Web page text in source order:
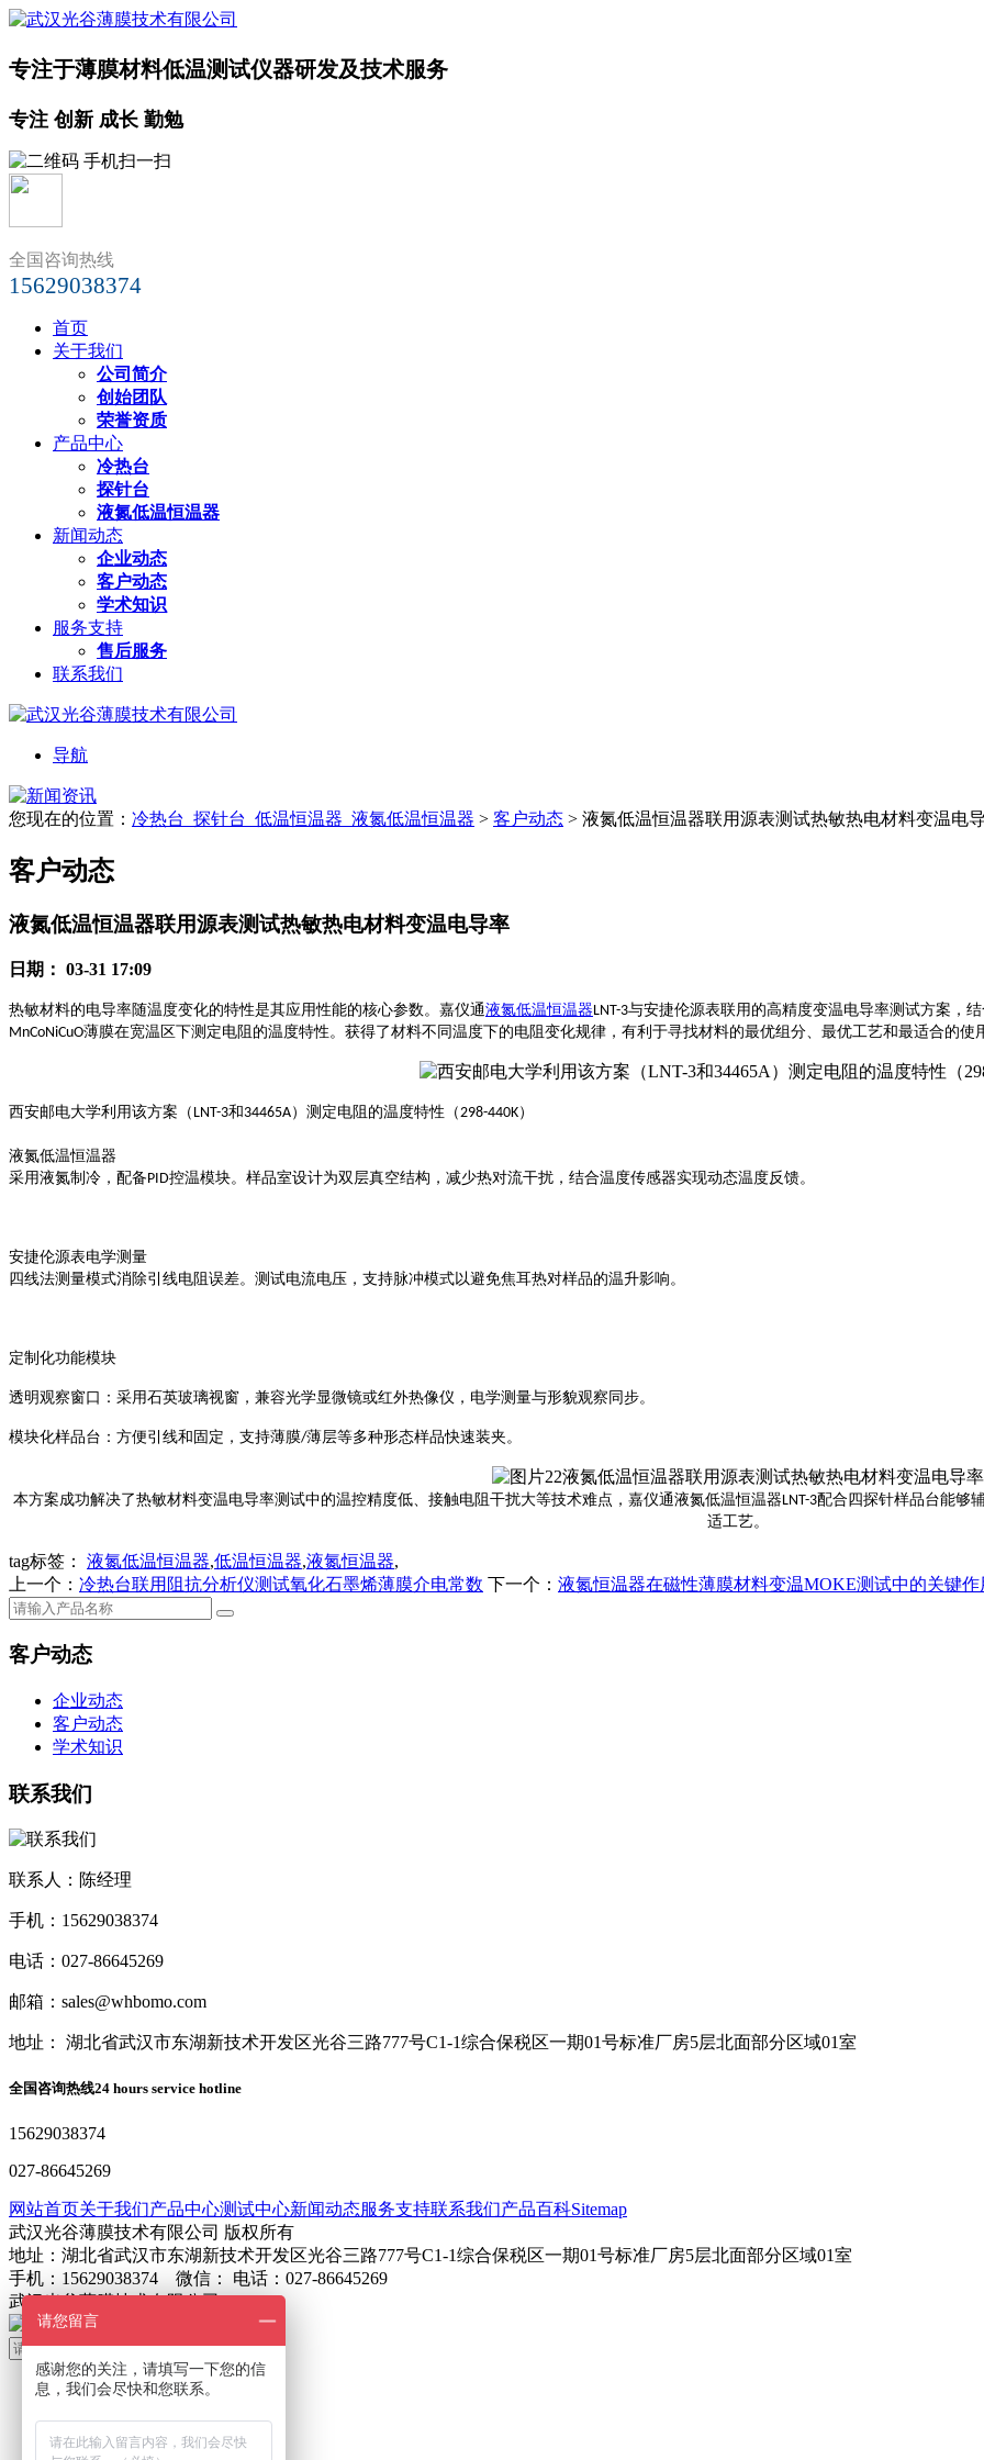
专注于薄膜材料低温测试仪器研发及技术服务
专注 创新 成长 勤勉
全国咨询热线
15629038374
首页
关于我们
公司简介
创始团队
荣誉资质
产品中心
冷热台
探针台
液氮低温恒温器
新闻动态
企业动态
客户动态
学术知识
服务支持
售后服务
联系我们
导航
您现在的位置： 冷热台_探针台_低温恒温器_液氮低温恒温器 > 客户动态 > 液氮低温恒温器联用源表测试热敏热电材料变温电
客户动态
液氮低温恒温器联用源表测试热敏热电材料变温电导率
日期： 03-31 17:09
热敏材料的电导率随温度变化的特性是其应用性能的核心参数。 嘉仪通液氮低温恒温器LNT-3与安捷伦源表联用的高精度变温电导率测试方案，
MnCoNiCuO薄膜在宽温区下测定电阻的温度特性。获得了材料不同温度下的电阻变化规律，有利于寻找材料的最优组分、最优工艺和最适合的使
西安邮电大学利用该方案（ LNT-3和 34465A）测定电阻的温度特性（298-440K）
液氮低温恒温器
采用液氮制冷，配备PID控温模块。样品室设计为双层真空结构，减少热对流干扰，结合温度传感器实现动态温度反馈。
安捷伦源表电学测量
四线法测量模式消除引线电阻误差。测试电流电压，支持脉冲模式以避免焦耳热对样品的温升影响。
定制化功能模块
透明观察窗口：采用石英玻璃视窗，兼容光学显微镜或红外热像仪，电学测量与形貌观察同步。
模块化样品台： 方便引线和固定， 支持薄膜/薄层等多种形态样品快速装夹。
本方案成功解决了热敏材料变温电导率测试中的温控精度低、接触电阻干扰大等技术难点 ， 嘉仪通液氮低温恒温器LNT-3配合四探针样品台能够
适工艺。
tag标签： 液氮低温恒温器,低温恒温器,液氮恒温器,
上一个： 冷热台联用阻抗分析仪测试氧化石墨烯薄膜介电常数 下一个： 液氮恒温器在磁性薄膜材料变温MOKE测试中的关键作
客户动态
企业动态
客户动态
学术知识
联系我们
联系人：陈经理
手机：15629038374
电话：027-86645269
邮箱：sales@whbomo.com
地址： 湖北省武汉市东湖新技术开发区光谷三路777号C1-1综合保税区一期01号标准厂房5层北面部分区域01室
全国咨询热线24 hours service hotline
15629038374
027-86645269
网站首页关于我们产品中心测试中心新闻动态服务支持联系我们产品百科Sitemap
武汉光谷薄膜技术有限公司 版权所有
地址：湖北省武汉市东湖新技术开发区光谷三路777号C1-1综合保税区一期01号标准厂房5层北面部分区域01室
手机：15629038374 微信： 电话：027-86645269
武汉光谷薄膜技术有限公司鄂ICP备2024045272号-1
搜索
首页
产品展示
请您留言
感谢您的关注，请填写一下您的信
息，我们会尽快和您联系。